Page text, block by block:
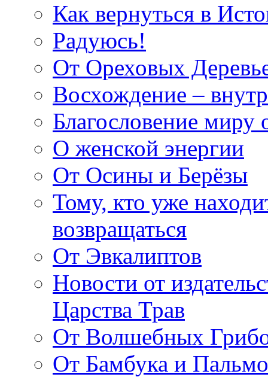
Как вернуться в
Радуюсь!
От Ореховых
Восхождение –
Благословение миру
О женской энергии
От Осины и Берёзы
Тому, кто уже
возвращаться
От Эвкалиптов
Новости от
Царства Трав
От Волшебных
От Бамбука и